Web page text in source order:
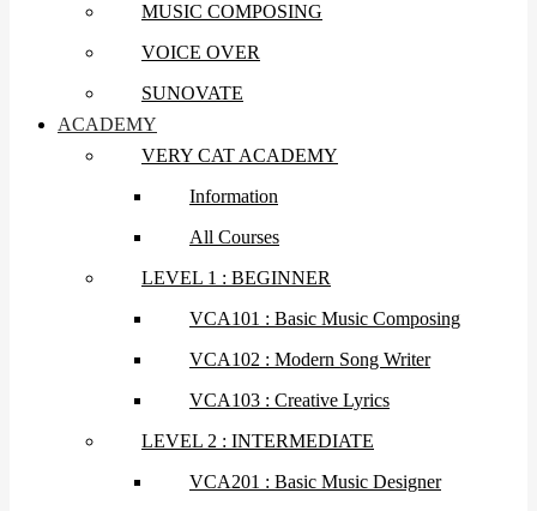
MUSIC COMPOSING
VOICE OVER
SUNOVATE
ACADEMY
VERY CAT ACADEMY
Information
All Courses
LEVEL 1 : BEGINNER
VCA101 : Basic Music Composing
VCA102 : Modern Song Writer
VCA103 : Creative Lyrics
LEVEL 2 : INTERMEDIATE
VCA201 : Basic Music Designer